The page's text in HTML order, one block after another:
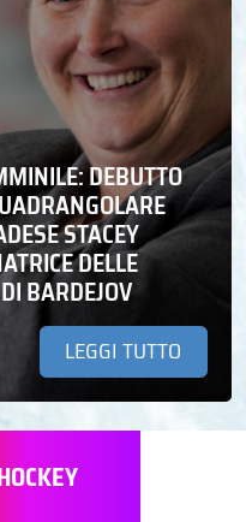
DEBUTTO
STACEY
DELLE
BARDEJOV
LEGGI TUTTO